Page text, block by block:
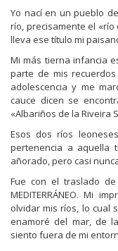
Yo nací en un pueblo
río, precisamente el
lleva ese título mi
Mi más tierna infancia
parte de mis
adolescencia y me
cauce dicen se
«Albariños de la Riveira
Esos dos ríos
pertenencia a aquella
añorado, pero casi
Fue con el traslado de
MEDITERRÁNEO. Mi
olvidar mis ríos, lo cual
enamoré del mar, de
siento fuera de mi